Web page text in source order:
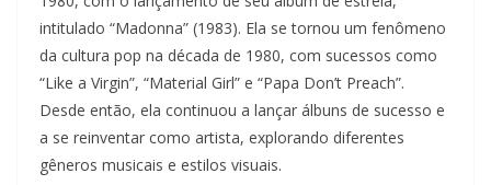
intitulado “Madonna” (1983). Ela se tornou um fenômeno
da cultura pop na década de 1980, com sucessos como
“Like a Virgin”, “Material Girl” e “Papa Don’t Preach”.
Desde então, ela continuou a lançar álbuns de sucesso e
a se reinventar como artista, explorando diferentes
gêneros musicais e estilos visuais.